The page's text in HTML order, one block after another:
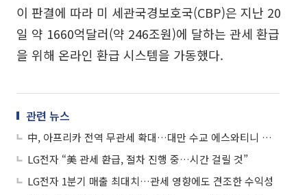
이 판결에 따라 미 세관국경보호국(CBP)은 지난 20
일 약 1660억달러(약 246조원)에 달하는 관세 환급
을 위해 온라인 환급 시스템을 가동했다.
관련 뉴스
中, 아프리카 전역 무관세 확대…대만 수교 에스와티니 제외
LG전자 “美 관세 환급, 절차 진행 중…시간 걸릴 것”
LG전자 1분기 매출 최대치…관세 영향에도 견조한 수익성